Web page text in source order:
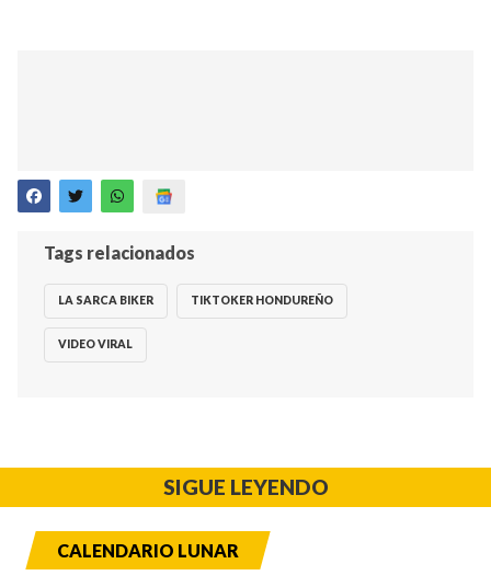
Tags relacionados
LA SARCA BIKER TIKTOKER HONDUREÑO
VIDEO VIRAL
SIGUE LEYENDO
CALENDARIO LUNAR